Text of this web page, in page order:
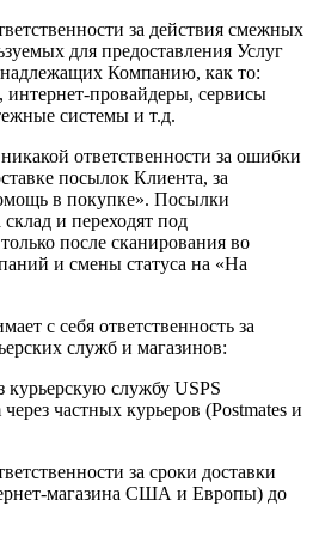
за действия смежных
для предоставления Услуг
Компанию, как то:
провайдеры, сервисы
системы и т.д.
ответственности за ошибки
посылок Клиента, за
в покупке». Посылки
и переходят под
после сканирования во
и смены статуса на «На
с себя ответственность за
служб и магазинов:
курьерскую службу USPS
частных курьеров (Postmates и
за сроки доставки
магазина США и Европы) до